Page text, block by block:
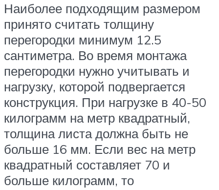
Наиболее подходящим размером
принято считать толщину
перегородки минимум 12.5
сантиметра. Во время монтажа
перегородки нужно учитывать и
нагрузку, которой подвергается
конструкция. При нагрузке в 40-50
килограмм на метр квадратный,
толщина листа должна быть не
больше 16 мм. Если вес на метр
квадратный составляет 70 и
больше килограмм, то